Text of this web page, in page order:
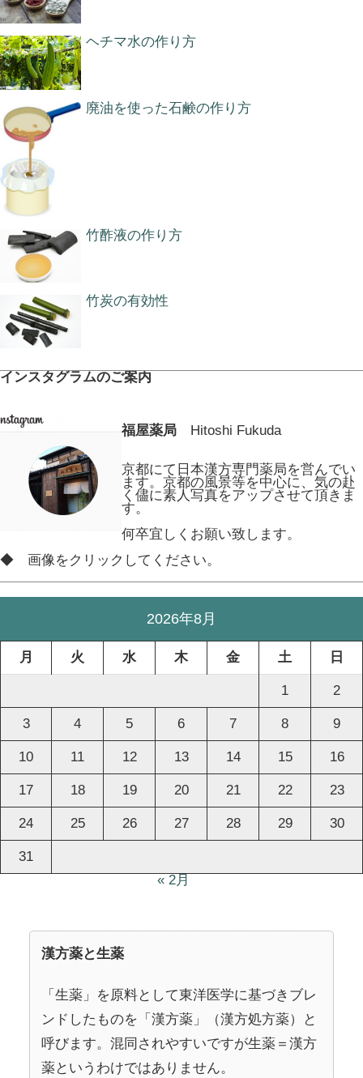
ヘチマ水の作り方
廃油を使った石鹸の作り方
竹酢液の作り方
竹炭の有効性
インスタグラムのご案内
福屋薬局 Hitoshi Fukuda
京都にて日本漢方専門薬局を営んでい
ます。京都の風景等を中心に、気の赴
く儘に素人写真をアップさせて頂きま
す。
何卒宜しくお願い致します。
◆ 画像をクリックしてください。
2026年8月
月 火 水 木 金 土 日
1 2
3 4 5 6 7 8 9
10 11 12 13 14 15 16
17 18 19 20 21 22 23
24 25 26 27 28 29 30
31
« 2月
漢方薬と生薬
「生薬」を原料として東洋医学に基づきブレ
ンドしたものを「漢方薬」（漢方処方薬）と
呼びます。混同されやすいですが生薬＝漢方
薬というわけではありません。